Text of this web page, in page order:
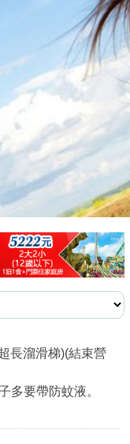
長溜滑梯)(結束營
多要帶防蚊液。